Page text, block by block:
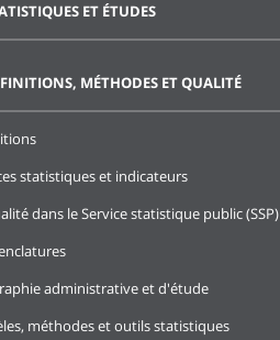
ET ÉTUDES
MÉTHODES ET QUALITÉ
statistiques et indicateurs
dans le Service statistique public (SSP)
administrative et d'étude
méthodes et outils statistiques